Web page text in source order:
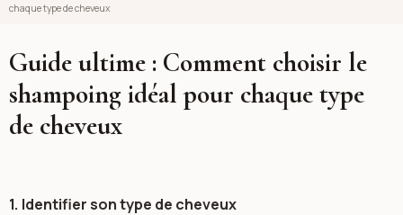
chaque type de cheveux
Guide ultime : Comment choisir le
shampoing idéal pour chaque type
de cheveux
1. Identifier son type de cheveux